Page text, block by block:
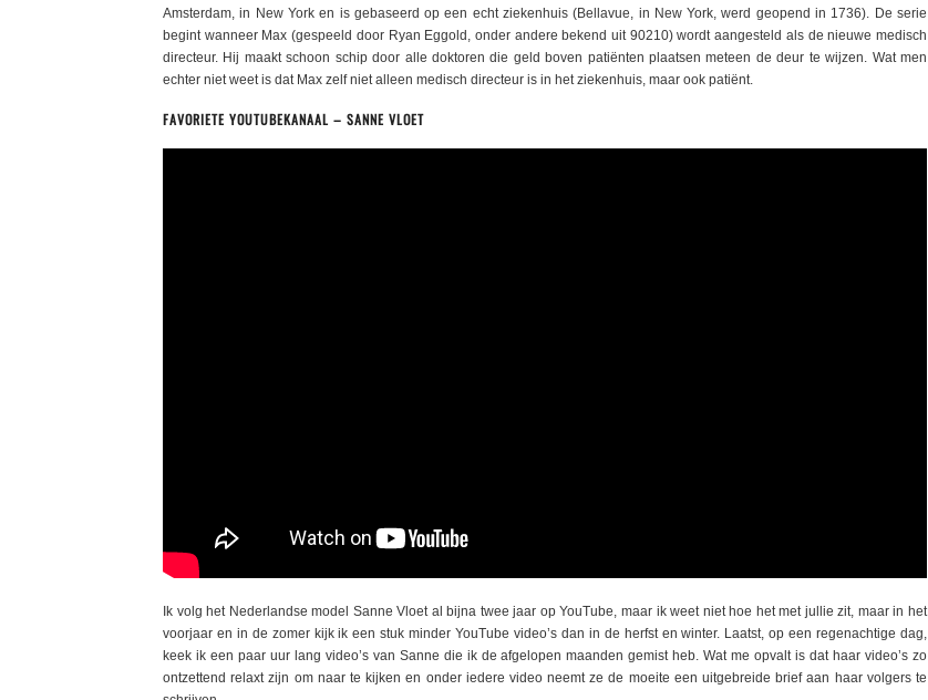
Amsterdam, in New York en is gebaseerd op een echt ziekenhuis (Bellavue, in New York, werd geopend in 1736). De serie
begint wanneer Max (gespeeld door Ryan Eggold, onder andere bekend uit 90210) wordt aangesteld als de nieuwe medisch
directeur. Hij maakt schoon schip door alle doktoren die geld boven patiënten plaatsen meteen de deur te wijzen. Wat men
echter niet weet is dat Max zelf niet alleen medisch directeur is in het ziekenhuis, maar ook patiënt.
FAVORIETE YOUTUBEKANAAL – SANNE VLOET
Ik volg het Nederlandse model Sanne Vloet al bijna twee jaar op YouTube, maar ik weet niet hoe het met jullie zit, maar in het
voorjaar en in de zomer kijk ik een stuk minder YouTube video’s dan in de herfst en winter. Laatst, op een regenachtige dag,
keek ik een paar uur lang video’s van Sanne die ik de afgelopen maanden gemist heb. Wat me opvalt is dat haar video’s zo
ontzettend relaxt zijn om naar te kijken en onder iedere video neemt ze de moeite een uitgebreide brief aan haar volgers te